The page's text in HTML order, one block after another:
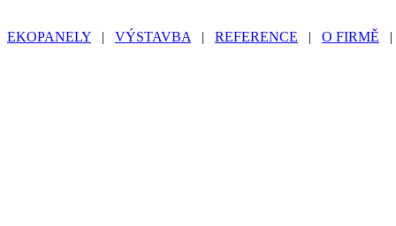
EKOPANELY | VÝSTAVBA | REFERENCE | O FIRMĚ